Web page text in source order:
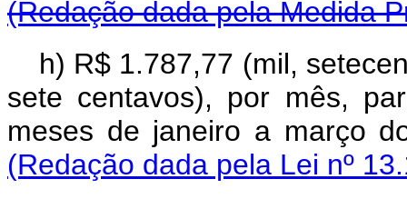
(Redação dada pela Medida
h) R$ 1.787,77 (mil,
sete centavos), por mês,
meses de janeiro a
(Redação dada pela Lei nº